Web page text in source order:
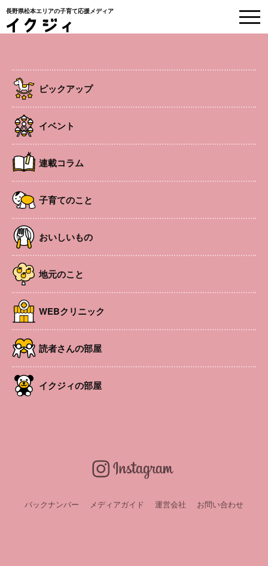
長野県松本エリアの子育て応援メディア
ピックアップ
イベント
連載コラム
子育てのこと
おいしいもの
地元のこと
WEBクリニック
読者さんの部屋
イクジィの部屋
バックナンバー メディアガイド 運営会社 お問い合わせ
EVENT
HOME
中央エリア
セミナ
ー
出産・子育て公開講座
＼出産・子育て公開講座／
大人気乳幼児番組『シナぷしゅ』を手掛けた制作陣による
トークや、地域で活動する専門家の講座・相談コーナーも